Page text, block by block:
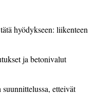
hyödykseen: liikenteen
ja betonivalut
etteivät